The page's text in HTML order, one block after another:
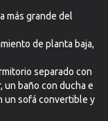
más grande del
de planta baja,
separado con
un baño con ducha e
un sofá convertible y